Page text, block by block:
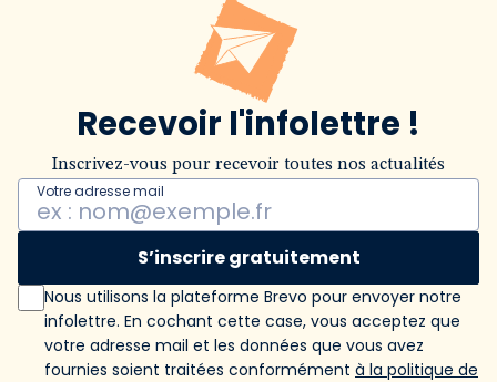
Recevoir l'infolettre !
Inscrivez-vous pour recevoir toutes nos actualités
Votre adresse mail
S’inscrire gratuitement
Nous utilisons la plateforme Brevo pour envoyer notre
infolettre. En cochant cette case, vous acceptez que
votre adresse mail et les données que vous avez
fournies soient traitées conformément à la politique de